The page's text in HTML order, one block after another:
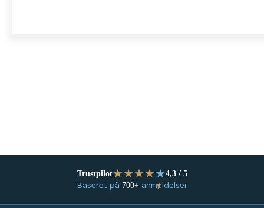
Trustpilot★★★★★
★
4,3 / 5
Baseret på 700+anmeldelser